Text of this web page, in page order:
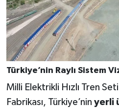
Türkiye’nin Raylı Sistem
Milli Elektrikli Hızlı Tren
Fabrikası, Türkiye’nin yerli